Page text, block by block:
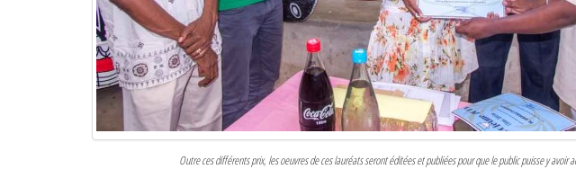
Outre ces différents prix, les oeuvres de ces lauréats seront éditées et publiées pour que le public puisse y avoir